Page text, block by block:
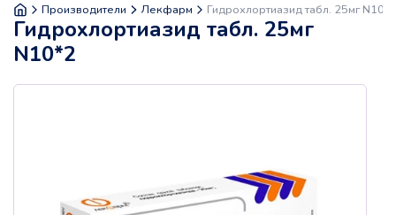
Производители Лекфарм Гидрохлортиазид табл. 25мг N10*2
Гидрохлортиазид табл. 25мг
N10*2